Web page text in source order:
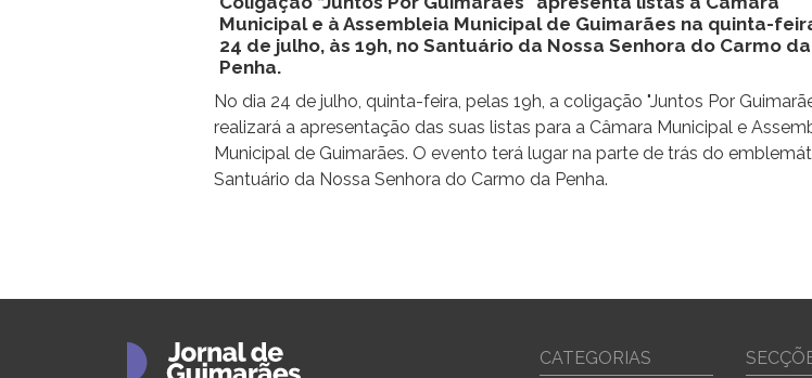
Municipal e à Assembleia Municipal de Guimarães na quinta-
24 de julho, às 19h, no Santuário da Nossa Senhora do Carmo da
Penha.
No dia 24 de julho, quinta-feira, pelas 19h, a coligação "Juntos Por
realizará a apresentação das suas listas para a Câmara Municipal e
Municipal de Guimarães. O evento terá lugar na parte de trás do
Santuário da Nossa Senhora do Carmo da Penha.
CATEGORIAS